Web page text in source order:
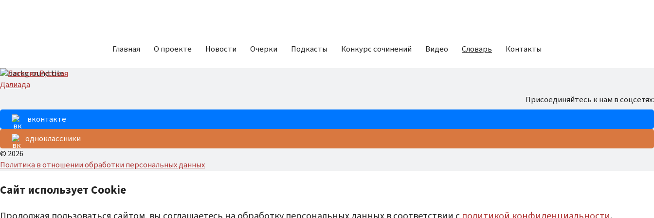
Главная О проекте Новости Очерки Подкасты Конкурс сочинений Видео Словарь Контакты
Присоединяйтесь к нам в соцсетях:
вконтакте
одноклассники
© 2026
Политика в отношении обработки персональных данных
Сайт использует Cookie